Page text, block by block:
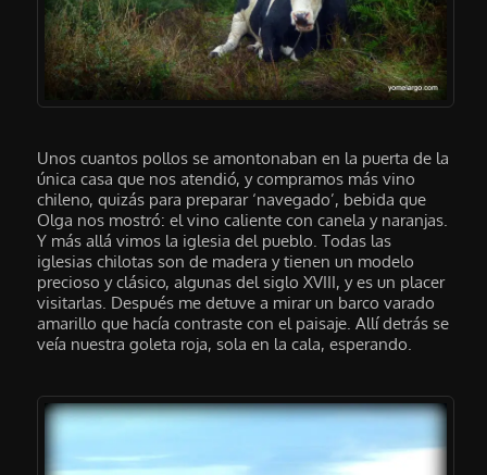
Unos cuantos pollos se amontonaban en la puerta de la
única casa que nos atendió, y compramos más vino
chileno, quizás para preparar ‘navegado’, bebida que
Olga nos mostró: el vino caliente con canela y naranjas.
Y más allá vimos la iglesia del pueblo. Todas las
iglesias chilotas son de madera y tienen un modelo
precioso y clásico, algunas del siglo XVIII, y es un placer
visitarlas. Después me detuve a mirar un barco varado
amarillo que hacía contraste con el paisaje. Allí detrás se
veía nuestra goleta roja, sola en la cala, esperando.